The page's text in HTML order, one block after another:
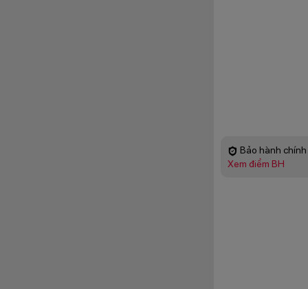
Bảo hành
Xem điểm BH